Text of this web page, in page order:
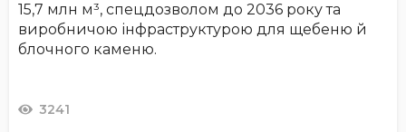
15,7 млн м³, спецдозволом до 2036 року та
виробничою інфраструктурою для щебеню й
блочного каменю.
3241